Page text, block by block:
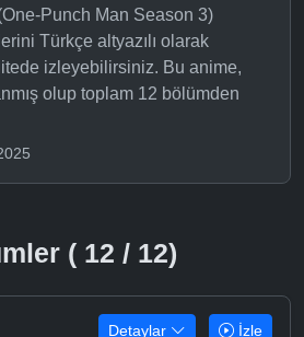
Punch Man Season 3)
Türkçe altyazılı olarak
izleyebilirsiniz. Bu anime,
olup toplam 12 bölümden
( 12 / 12)
Detaylar İzle